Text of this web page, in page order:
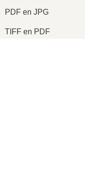
PDF en JPG
TIFF en PDF